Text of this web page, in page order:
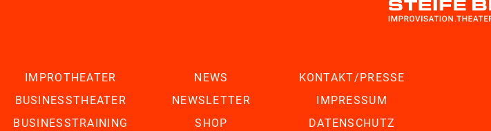
IMPROTHEATER
BUSINESSTHEATER
BUSINESSTRAINING
NEWS
NEWSLETTER
SHOP
KONTAKT/PRESSE
IMPRESSUM
DATENSCHUTZ